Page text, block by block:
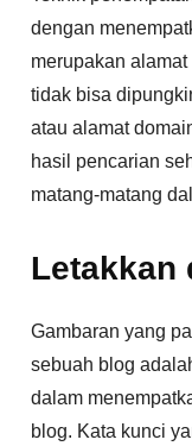
dengan
merupakan
tidak bisa
atau alamat
hasil pencarian
matang-matang
Letakkan
Gambaran yang
sebuah blog
dalam
blog. Kata kunci